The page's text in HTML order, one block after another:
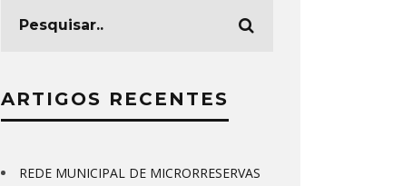
ARTIGOS RECENTES
REDE MUNICIPAL DE MICRORRESERVAS